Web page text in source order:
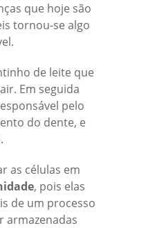
que hoje são
tornou-se algo
de leite que
Em seguida
pelo
do dente, e
as células em
, pois elas
de um processo
armazenadas